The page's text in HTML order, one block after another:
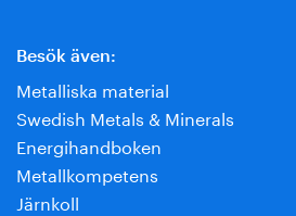
Besök även:
Metalliska material
Swedish Metals & Minerals
Energihandboken
Metallkompetens
Järnkoll